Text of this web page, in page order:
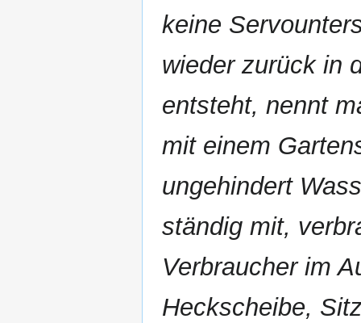
keine
wieder zurück in
entsteht, nennt
mit einem
ungehindert
ständig mit,
Verbraucher im
Heckscheibe,